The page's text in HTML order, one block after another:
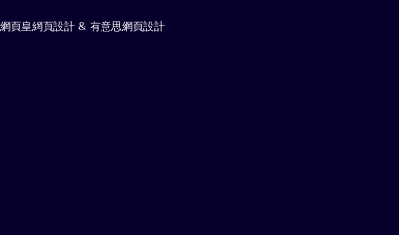
網頁皇網頁設計 & 有意思網頁設計